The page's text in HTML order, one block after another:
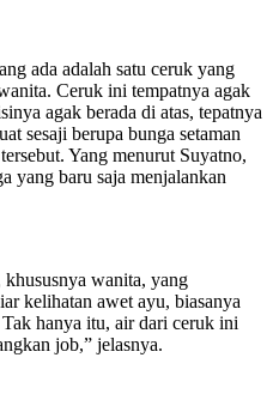
ada adalah satu ceruk yang
Ceruk ini tempatnya agak
agak berada di atas, tepatnya
sesaji berupa bunga setaman
Yang menurut Suyatno,
yang baru saja menjalankan
wanita, yang
kelihatan awet ayu, biasanya
hanya itu, air dari ceruk ini
job,” jelasnya.